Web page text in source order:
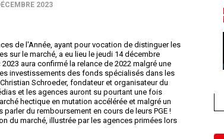
2023
de l'Année, ayant pour vocation de distinguer les
sur le marché, a eu lieu le jeudi 14 décembre
aura confirmé la relance de 2022 malgré une
investissements des fonds spécialisés dans les
Schroeder, fondateur et organisateur du
et les agences auront su pourtant une fois
hectique en mutation accélérée et malgré un
du remboursement en cours de leurs PGE !
du marché, illustrée par les agences primées lors